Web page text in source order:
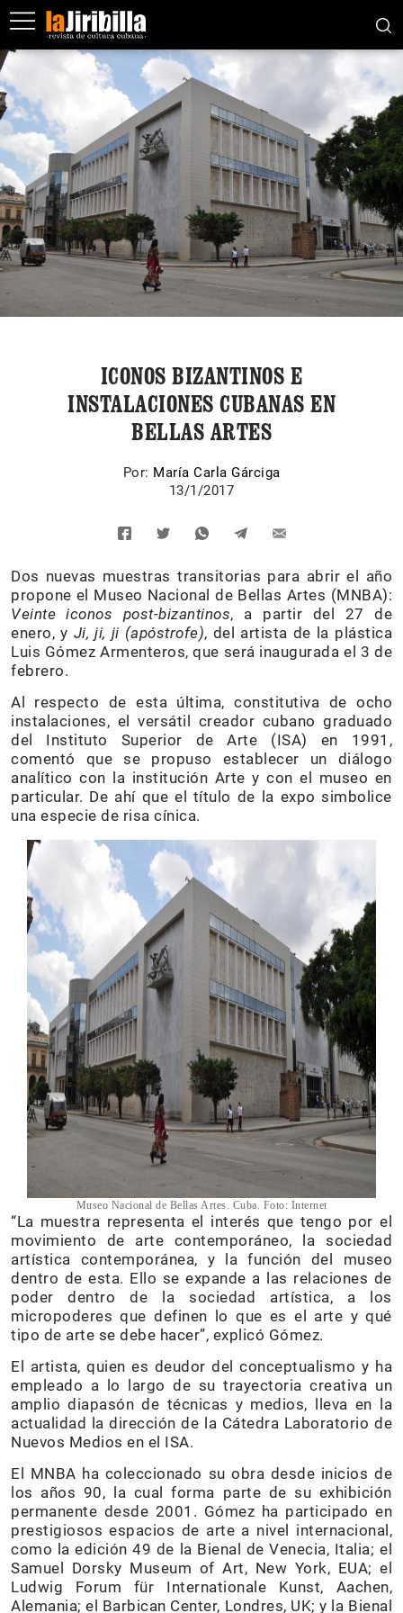
ICONOS BIZANTINOS E
INSTALACIONES CUBANAS EN
BELLAS ARTES
Por: María Carla Gárciga
13/1/2017
Dos nuevas muestras transitorias para abrir el año
propone el Museo Nacional de Bellas Artes (MNBA):
Veinte iconos post-bizantinos, a partir del 27 de
enero, y Ji, ji, ji (apóstrofe), del artista de la plástica
Luis Gómez Armenteros, que será inaugurada el 3 de
febrero.
Al respecto de esta última, constitutiva de ocho
instalaciones, el versátil creador cubano graduado
del Instituto Superior de Arte (ISA) en 1991,
comentó que se propuso establecer un diálogo
analítico con la institución Arte y con el museo en
particular. De ahí que el título de la expo simbolice
una especie de risa cínica.
Museo Nacional de Bellas Artes. Cuba. Foto: Internet
“La muestra representa el interés que tengo por el
movimiento de arte contemporáneo, la sociedad
artística contemporánea, y la función del museo
dentro de esta. Ello se expande a las relaciones de
poder dentro de la sociedad artística, a los
micropoderes que definen lo que es el arte y qué
tipo de arte se debe hacer”, explicó Gómez.
El artista, quien es deudor del conceptualismo y ha
empleado a lo largo de su trayectoria creativa un
amplio diapasón de técnicas y medios, lleva en la
actualidad la dirección de la Cátedra Laboratorio de
Nuevos Medios en el ISA.
El MNBA ha coleccionado su obra desde inicios de
los años 90, la cual forma parte de su exhibición
permanente desde 2001. Gómez ha participado en
prestigiosos espacios de arte a nivel internacional,
como la edición 49 de la Bienal de Venecia, Italia; el
Samuel Dorsky Museum of Art, New York, EUA; el
Ludwig Forum für Internationale Kunst, Aachen,
Alemania; el Barbican Center, Londres, UK; y la Bienal